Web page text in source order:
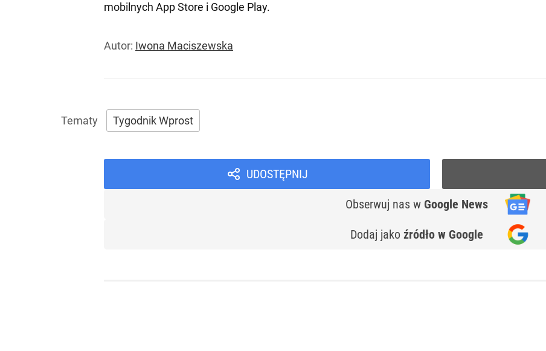
mobilnych App Store i Google Play.
Autor: Iwona Maciszewska
Tygodnik Wprost
UDOSTĘPNIJ
Obserwuj nas w Google News
Dodaj jako źródło w Google